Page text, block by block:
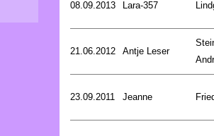
08.09.2013 Lara-357
21.06.2012 Antje Leser
23.09.2011 Jeanne